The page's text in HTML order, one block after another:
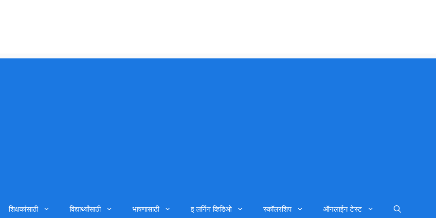
शिक्षकांसाठी विद्यार्थ्यांसाठी भाषणासाठी इ लर्निग व्हिडिओ स्कॉलरशिप ऑनलाईन टेस्ट